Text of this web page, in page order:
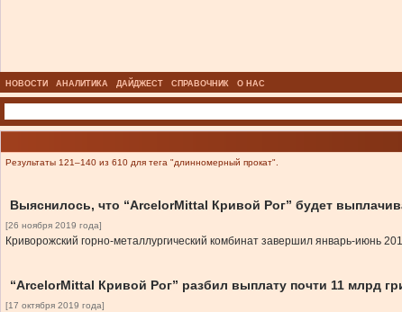
НОВОСТИ АНАЛИТИКА ДАЙДЖЕСТ СПРАВОЧНИК О НАС
Результаты 121–140 из 610 для тега "длинномерный прокат".
Выяснилось, что “ArcelorMittal Кривой Рог” будет
[26 ноября 2019 года]
Криворожский горно-металлургический комбинат завершил январь-июнь
“ArcelorMittal Кривой Рог” разбил выплату почти 11 млрд
[17 октября 2019 года]